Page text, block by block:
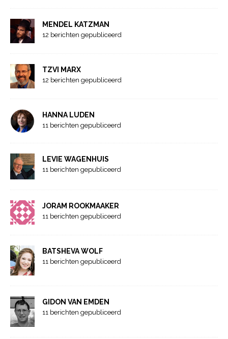
MENDEL KATZMAN
12 berichten gepubliceerd
TZVI MARX
12 berichten gepubliceerd
HANNA LUDEN
11 berichten gepubliceerd
LEVIE WAGENHUIS
11 berichten gepubliceerd
JORAM ROOKMAAKER
11 berichten gepubliceerd
BATSHEVA WOLF
11 berichten gepubliceerd
GIDON VAN EMDEN
11 berichten gepubliceerd